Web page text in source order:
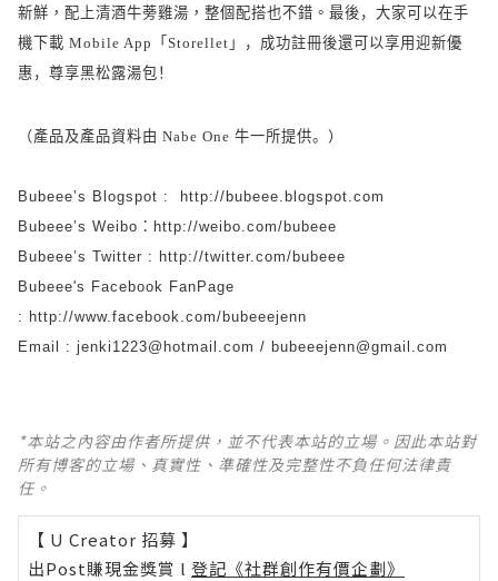
新鮮，配上清酒牛蒡雞湯，整個配搭也不錯。 最後，大家可以在手
機下載 Mobile App 「Storellet 」，成功註冊後還可以享用迎新優
惠，尊享黑松露湯包！
（產品及產品資料由 Nabe One 牛一所提供。）
Bubeee’s Blogspot :
http://bubeee.blogspot.com
Bubeee’s Weibo ： http://weibo.com/bubeee
Bubeee’s Twitter : http://twitter.com/bubeee
Bubeee's Facebook FanPage
: http://www.facebook.com/bubeeejenn
Email : jenki1223@hotmail.com / bubeeejenn@gmail.com
*本站之內容由作者所提供，並不代表本站的立場。因此本站對
所有博客的立場、真實性、準確性及完整性不負任何法律責
任。
【 U Creator 招募 】
出Post賺現金獎賞 l 登記《社群創作有價企劃》